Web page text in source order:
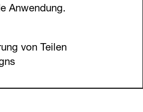
Anwendung.
von Teilen
zugeschnitten
zur Montage